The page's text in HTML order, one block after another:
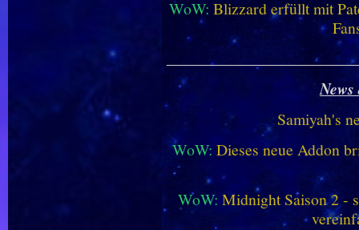
WoW: Blizzard erfüllt mit
Samiyah's
WoW: Dieses neue Addon
WoW:Midnight Saison 2 -